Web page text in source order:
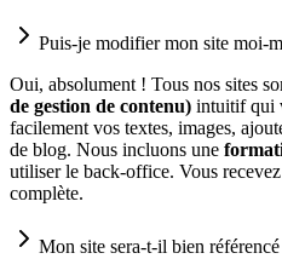
Puis-je modifier mon site moi-
Oui, absolument ! Tous nos sites
de gestion de contenu) intuitif qui
facilement vos textes, images,
de blog. Nous incluons une
utiliser le back-office. Vous
complète.
Mon site sera-t-il bien